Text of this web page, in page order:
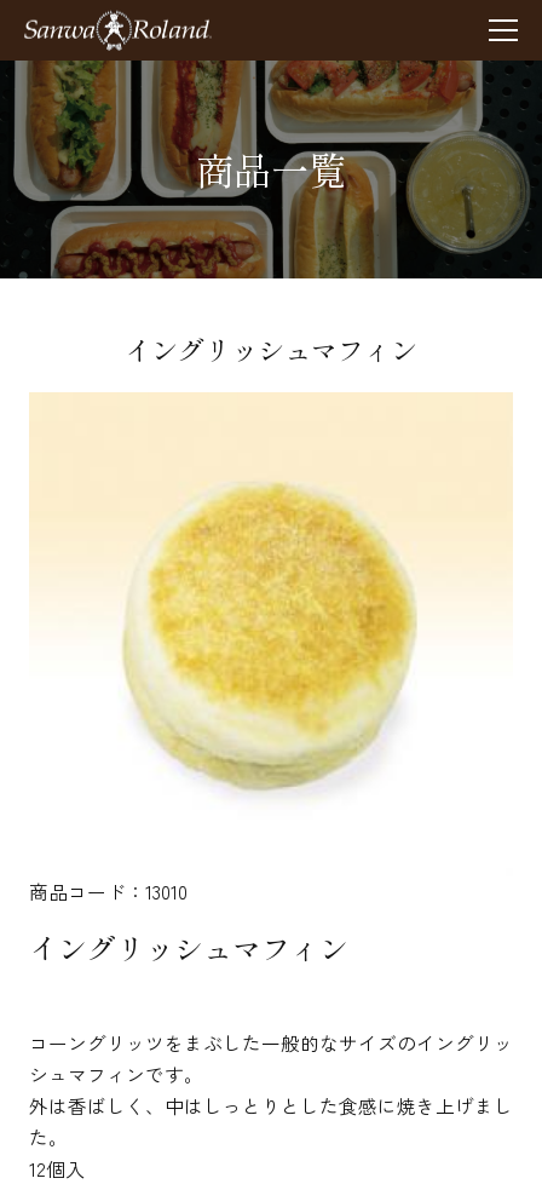
商品一覧
イングリッシュマフィン
商品コード：13010
イングリッシュマフィン
コーングリッツをまぶした一般的なサイズのイングリッ
シュマフィンです。
外は香ばしく、中はしっとりとした食感に焼き上げまし
た。
12個入